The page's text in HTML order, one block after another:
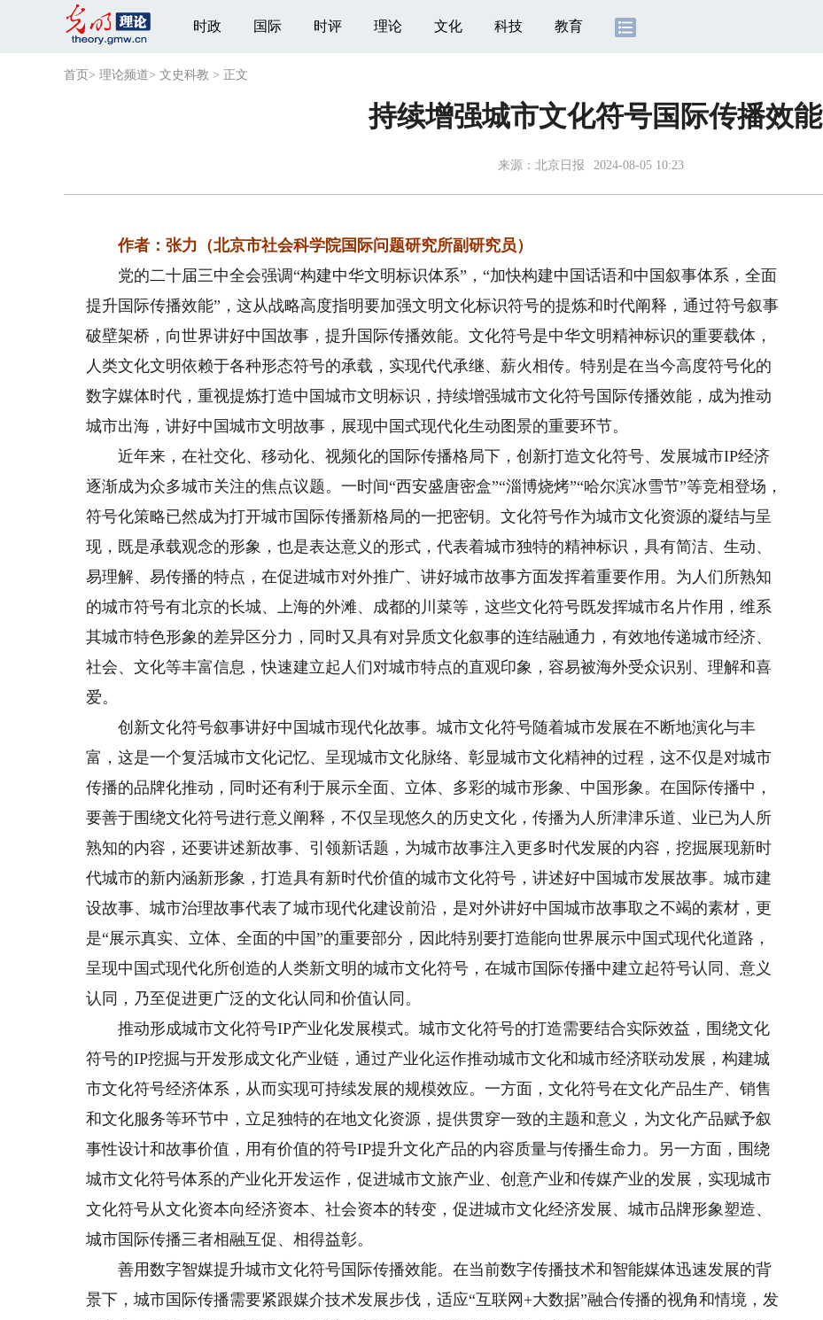
时政 国际 时评 理论 文化 科技 教育
首页 > 理论频道> 文史科教 > 正文
持续增强城市文化符号国际传播效能
来源： 北京日报 2024-08-05 10:23
作者：张力（北京市社会科学院国际问题研究所副研究员）
党的二十届三中全会强调“构建中华文明标识体系”，“加快构建中国话语和中国叙事体系，全面
提升国际传播效能”，这从战略高度指明要加强文明文化标识符号的提炼和时代阐释，通过符号叙事
破壁架桥，向世界讲好中国故事，提升国际传播效能。文化符号是中华文明精神标识的重要载体，
人类文化文明依赖于各种形态符号的承载，实现代代承继、薪火相传。特别是在当今高度符号化的
数字媒体时代，重视提炼打造中国城市文明标识，持续增强城市文化符号国际传播效能，成为推动
城市出海，讲好中国城市文明故事，展现中国式现代化生动图景的重要环节。
近年来，在社交化、移动化、视频化的国际传播格局下，创新打造文化符号、发展城市IP经济
逐渐成为众多城市关注的焦点议题。一时间“西安盛唐密盒”“淄博烧烤”“哈尔滨冰雪节”等竞相登场，
符号化策略已然成为打开城市国际传播新格局的一把密钥。文化符号作为城市文化资源的凝结与呈
现，既是承载观念的形象，也是表达意义的形式，代表着城市独特的精神标识，具有简洁、生动、
易理解、易传播的特点，在促进城市对外推广、讲好城市故事方面发挥着重要作用。为人们所熟知
的城市符号有北京的长城、上海的外滩、成都的川菜等，这些文化符号既发挥城市名片作用，维系
其城市特色形象的差异区分力，同时又具有对异质文化叙事的连结融通力，有效地传递城市经济、
社会、文化等丰富信息，快速建立起人们对城市特点的直观印象，容易被海外受众识别、理解和喜
爱。
创新文化符号叙事讲好中国城市现代化故事。城市文化符号随着城市发展在不断地演化与丰
富，这是一个复活城市文化记忆、呈现城市文化脉络、彰显城市文化精神的过程，这不仅是对城市
传播的品牌化推动，同时还有利于展示全面、立体、多彩的城市形象、中国形象。在国际传播中，
要善于围绕文化符号进行意义阐释，不仅呈现悠久的历史文化，传播为人所津津乐道、业已为人所
熟知的内容，还要讲述新故事、引领新话题，为城市故事注入更多时代发展的内容，挖掘展现新时
代城市的新内涵新形象，打造具有新时代价值的城市文化符号，讲述好中国城市发展故事。城市建
设故事、城市治理故事代表了城市现代化建设前沿，是对外讲好中国城市故事取之不竭的素材，更
是“展示真实、立体、全面的中国”的重要部分，因此特别要打造能向世界展示中国式现代化道路，
呈现中国式现代化所创造的人类新文明的城市文化符号，在城市国际传播中建立起符号认同、意义
认同，乃至促进更广泛的文化认同和价值认同。
推动形成城市文化符号IP产业化发展模式。城市文化符号的打造需要结合实际效益，围绕文化
符号的IP挖掘与开发形成文化产业链，通过产业化运作推动城市文化和城市经济联动发展，构建城
市文化符号经济体系，从而实现可持续发展的规模效应。一方面，文化符号在文化产品生产、销售
和文化服务等环节中，立足独特的在地文化资源，提供贯穿一致的主题和意义，为文化产品赋予叙
事性设计和故事价值，用有价值的符号IP提升文化产品的内容质量与传播生命力。另一方面，围绕
城市文化符号体系的产业化开发运作，促进城市文旅产业、创意产业和传媒产业的发展，实现城市
文化符号从文化资本向经济资本、社会资本的转变，促进城市文化经济发展、城市品牌形象塑造、
城市国际传播三者相融互促、相得益彰。
善用数字智媒提升城市文化符号国际传播效能。在当前数字传播技术和智能媒体迅速发展的背
景下，城市国际传播需要紧跟媒介技术发展步伐，适应“互联网+大数据”融合传播的视角和情境，发